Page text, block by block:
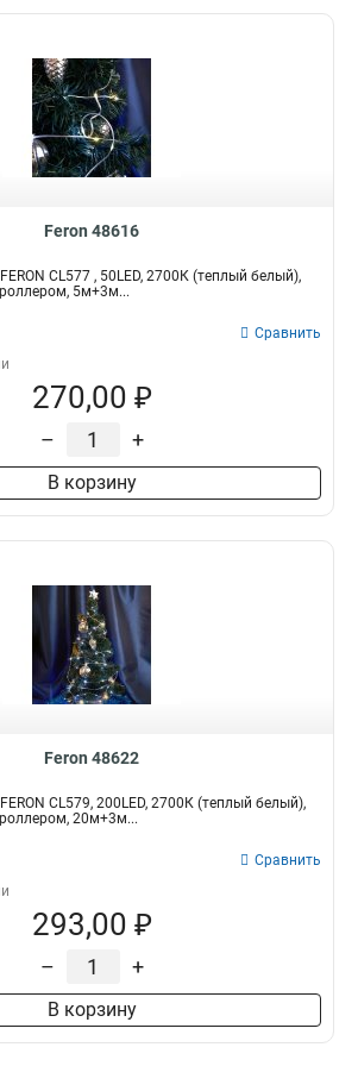
Feron 48616
CL577 , 50LED, 2700К (теплый белый),
5м+3м...
Сравнить
270,00 ₽
– +
В корзину
Feron 48622
CL579, 200LED, 2700К (теплый белый),
20м+3м...
Сравнить
293,00 ₽
– +
В корзину